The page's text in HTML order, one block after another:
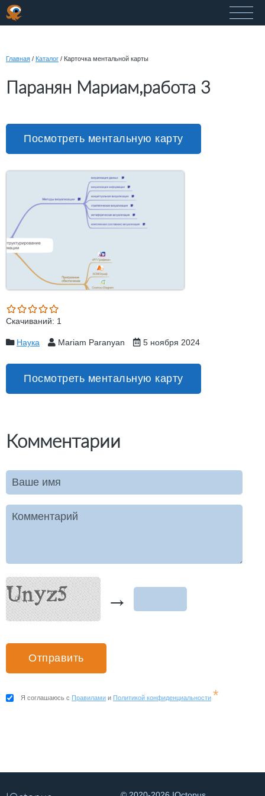
Главная / Каталог / Карточка ментальной карты
Паранян Мариам,работа 3
Посмотреть ментальную карту
Скачиваний: 1
Наука Mariam Paranyan 5 ноября 2024
Посмотреть ментальную карту
Комментарии
Ваше имя
Комментарий
→
Я соглашаюсь с Правилами и Политикой конфиденциальности *